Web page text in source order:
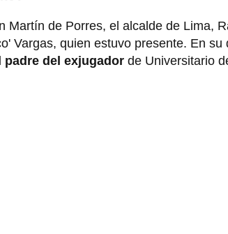
Martín de Porres, el alcalde de Lima,
Vargas, quien estuvo presente. En
padre del exjugador de Universitario